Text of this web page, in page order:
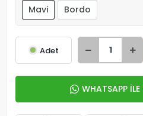
Mavi
Bordo
Adet
WHATSAPP İLE